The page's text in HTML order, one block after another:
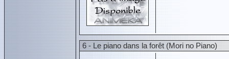
6 - Le piano dans la forêt (Mori no Piano)